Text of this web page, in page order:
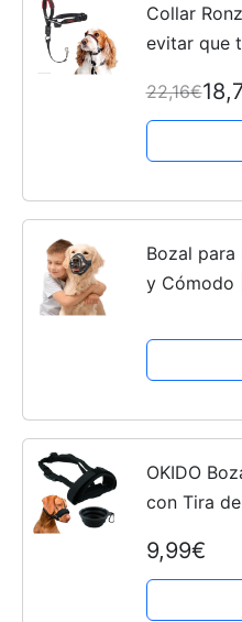
Collar
evitar que
nariz
canino
22,16€
Bozal para
y Cómodo
OKIDO
con Tira
Pequeños,
para
9,99€